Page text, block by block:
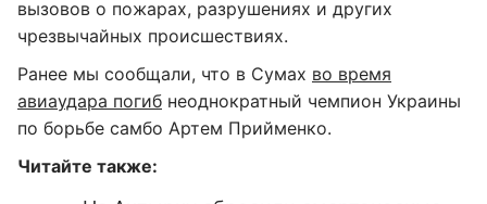
вызовов о пожарах, разрушениях и других
чрезвычайных происшествиях.
Ранее мы сообщали, что в Сумах во время
авиаудара погиб неоднократный чемпион Украины
по борьбе самбо Артем Прийменко.
Читайте также: